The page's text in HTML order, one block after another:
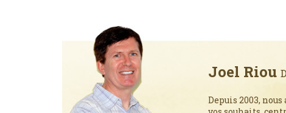
Joel Riou
Depuis 2003,